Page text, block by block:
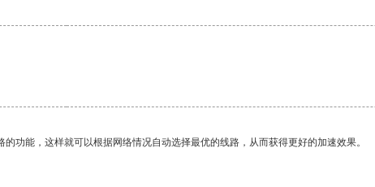
功能，这样就可以根据网络情况自动选择最优的线路，从而获得更好的加速效果。